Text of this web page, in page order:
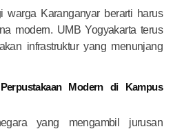
warga Karanganyar berarti harus
modern. UMB Yogyakarta terus
infrastruktur yang menunjang
Modern di Kampus
yang mengambil jurusan